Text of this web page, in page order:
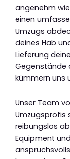
angenehm
einen
Umzugs
deines Hab
Lieferung
Gegenstände
kümmern uns
Unser Team
Umzugsprofis
reibungslos
Equipment